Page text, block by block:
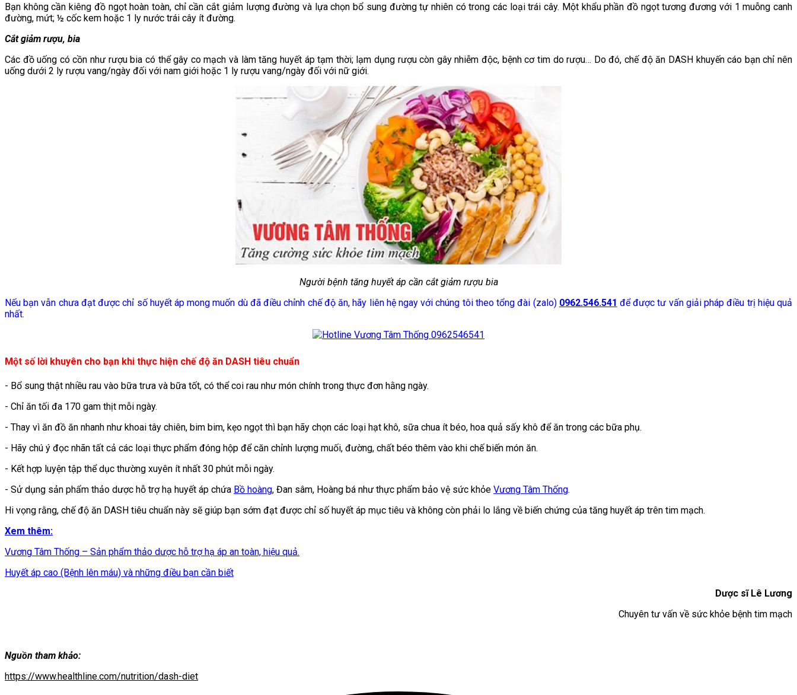
Bạn không cần kiêng đồ ngọt hoàn toàn, chỉ cần cắt giảm lượng đường và lựa chọn bổ sung đường tự nhiên có trong các loại trái cây. Một khẩu phần đồ ngọt tương đương với 1 muỗng canh
đường, mứt; ½ cốc kem hoặc 1 ly nước trái cây ít đường.
Cắt giảm rượu, bia
Các đồ uống có cồn như rượu bia có thể gây co mạch và làm tăng huyết áp tạm thời; lạm dụng rượu còn gây nhiễm độc, bệnh cơ tim do rượu… Do đó, chế độ ăn DASH khuyến cáo bạn chỉ nên
uống dưới 2 ly rượu vang/ngày đối với nam giới hoặc 1 ly rượu vang/ngày đối với nữ giới.
Người bệnh tăng huyết áp cần cắt giảm rượu bia
Nếu bạn vẫn chưa đạt được chỉ số huyết áp mong muốn dù đã điều chỉnh chế độ ăn, hãy liên hệ ngay với chúng tôi theo tổng đài (zalo) 0962.546.541 để được tư vấn giải pháp điều trị hiệu quả
nhất.
Một số lời khuyên cho bạn khi thực hiện chế độ ăn DASH tiêu chuẩn
- Bổ sung thật nhiều rau vào bữa trưa và bữa tốt, có thể coi rau như món chính trong thực đơn hằng ngày.
- Chỉ ăn tối đa 170 gam thịt mỗi ngày.
- Thay vì ăn đồ ăn nhanh như khoai tây chiên, bim bim, kẹo ngọt thì bạn hãy chọn các loại hạt khô, sữa chua ít béo, hoa quả sấy khô để ăn trong các bữa phụ.
- Hãy chú ý đọc nhãn tất cả các loại thực phẩm đóng hộp để căn chỉnh lượng muối, đường, chất béo thêm vào khi chế biến món ăn.
- Kết hợp luyện tập thể dục thường xuyên ít nhất 30 phút mỗi ngày.
- Sử dụng sản phẩm thảo dược hỗ trợ hạ huyết áp chứa Bồ hoàng, Đan sâm, Hoàng bá như thực phẩm bảo vệ sức khỏe Vương Tâm Thống.
Hi vọng rằng, chế độ ăn DASH tiêu chuẩn này sẽ giúp bạn sớm đạt được chỉ số huyết áp mục tiêu và không còn phải lo lắng về biến chứng của tăng huyết áp trên tim mạch.
Xem thêm:
Vương Tâm Thống – Sản phẩm thảo dược hỗ trợ hạ áp an toàn, hiệu quả.
Huyết áp cao (Bệnh lên máu) và những điều bạn cần biết
Dược sĩ Lê Lương
Chuyên tư vấn về sức khỏe bệnh tim mạch
Nguồn tham khảo:
https://www.healthline.com/nutrition/dash-diet